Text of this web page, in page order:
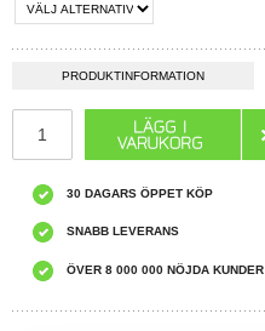
PRODUKTINFORMATION
30 DAGARS ÖPPET KÖP
SNABB LEVERANS
ÖVER 8 000 000 NÖJDA KUNDER